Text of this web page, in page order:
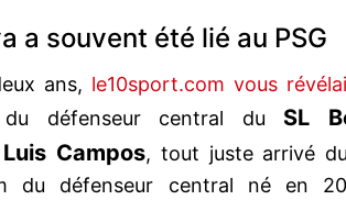
a souvent été lié au PSG
ans, le10sport.com vous
défenseur central du SL
Luis Campos, tout juste arrivé
du défenseur central né en